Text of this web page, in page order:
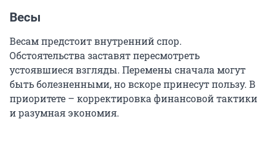
Весы
Весам предстоит внутренний спор.
Обстоятельства заставят пересмотреть
устоявшиеся взгляды. Перемены сначала могут
быть болезненными, но вскоре принесут пользу. В
приоритете – корректировка финансовой тактики
и разумная экономия.